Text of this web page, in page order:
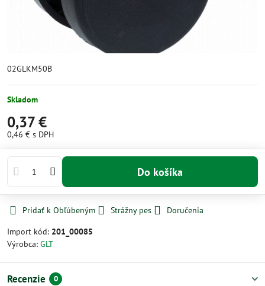
02GLKM50B
Skladom
0,37 €
0,46 € s DPH
Do košíka
Pridať k Obľúbeným Strážny pes
Doručenia
Import kód: 201_00085
Výrobca: GLT
Recenzie 0